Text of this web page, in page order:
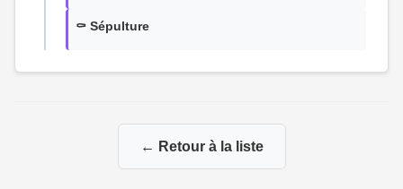
⚰️ Sépulture
← Retour à la liste